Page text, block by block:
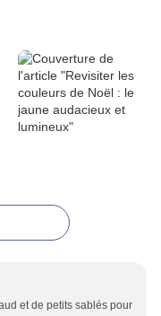
et de petits sablés pour